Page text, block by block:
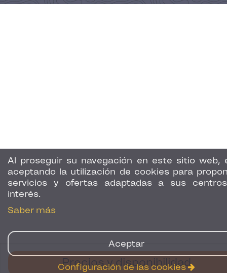
Precios y disponibilidad
Al proseguir su navegación en este sitio web,
aceptando la utilización de cookies para
servicios y ofertas adaptadas a sus
interés.
Saber más
Aceptar
Configuración de las cookies